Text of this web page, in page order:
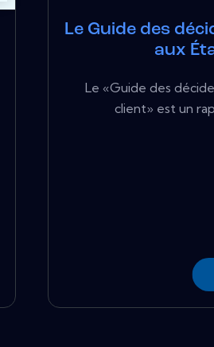
Le Guide des
aux
Le «Guide des
client» est un